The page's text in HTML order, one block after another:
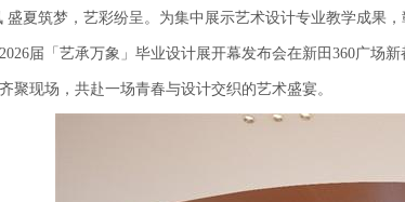
盛夏筑梦，艺彩纷呈。为集中展示艺术设计专业教学成果
届「艺承万象」毕业设计展开幕发布会在新田360广场
聚现场，共赴一场青春与设计交织的艺术盛宴。